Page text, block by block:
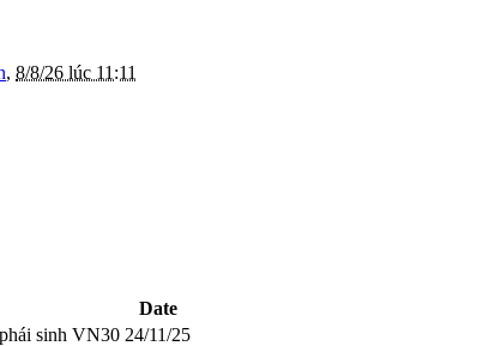
, 8/8/26 lúc 11:11
Date
sinh VN30 24/11/25